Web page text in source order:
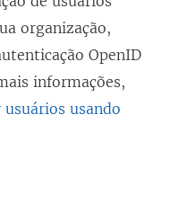
organização,
OpenID
informações,
usando